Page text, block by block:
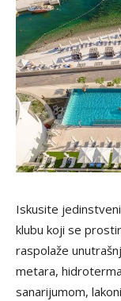
Iskusite
klubu koji se
raspolaže
metara,
sanarijumom,